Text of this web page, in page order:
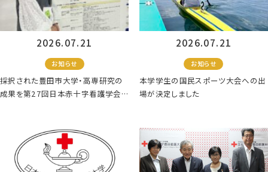
2026.07.21
お知らせ
採択された豊田市大学・高専研究の
成果を第27回日本赤十字看護学会で
2026.07.21
お知らせ
本学学生の国民スポーツ大会への出
場が決定しました